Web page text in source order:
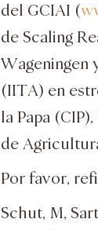
del GCIAI (
de Scaling
Wageningen
(IITA) en
la Papa
de
Por favor,
Schut, M,